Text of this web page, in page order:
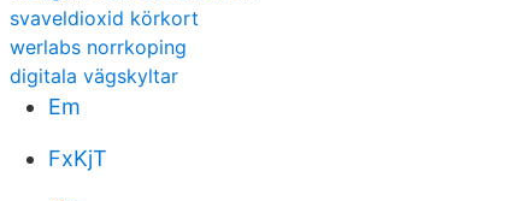
svaveldioxid körkort
werlabs norrkoping
digitala vägskyltar
Em
FxKjT